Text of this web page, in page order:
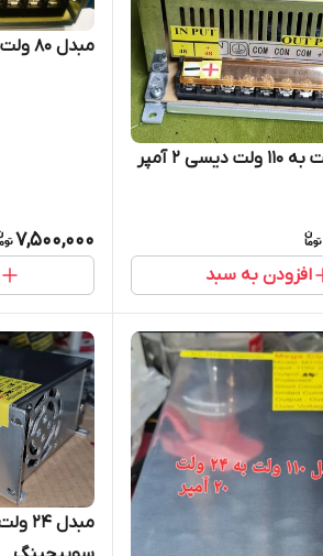
افزودن به سبد
مبدل ۸۰ ولت دیسی به ۲۴ ولت 5 آمپر
7,500,000